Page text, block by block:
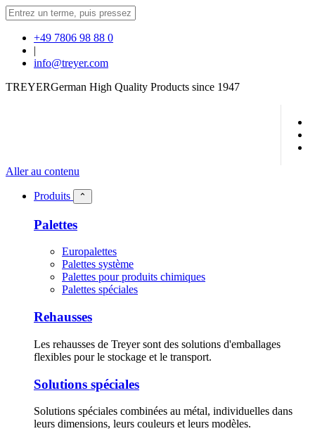
+49 7806 98 88 0
|
info@treyer.com
TREYERGerman High Quality Products since 1947
Aller au contenu
Produits ⌃
Palettes
Europalettes
Palettes système
Palettes pour produits chimiques
Palettes spéciales
Rehausses
Les rehausses de Treyer sont des solutions d'emballages
flexibles pour le stockage et le transport.
Solutions spéciales
Solutions spéciales combinées au métal, individuelles dans
leurs dimensions, leurs couleurs et leurs modèles.